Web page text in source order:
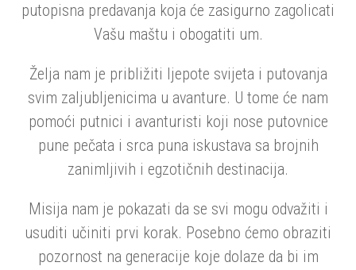
putopisna predavanja koja će zasigurno zagolicati
Vašu maštu i obogatiti um.
Želja nam je približiti ljepote svijeta i putovanja
svim zaljubljenicima u avanture. U tome će nam
pomoći putnici i avanturisti koji nose putovnice
pune pečata i srca puna iskustava sa brojnih
zanimljivih i egzotičnih destinacija.
Misija nam je pokazati da se svi mogu odvažiti i
usuditi učiniti prvi korak. Posebno ćemo obraziti
pozornost na generacije koje dolaze da bi im